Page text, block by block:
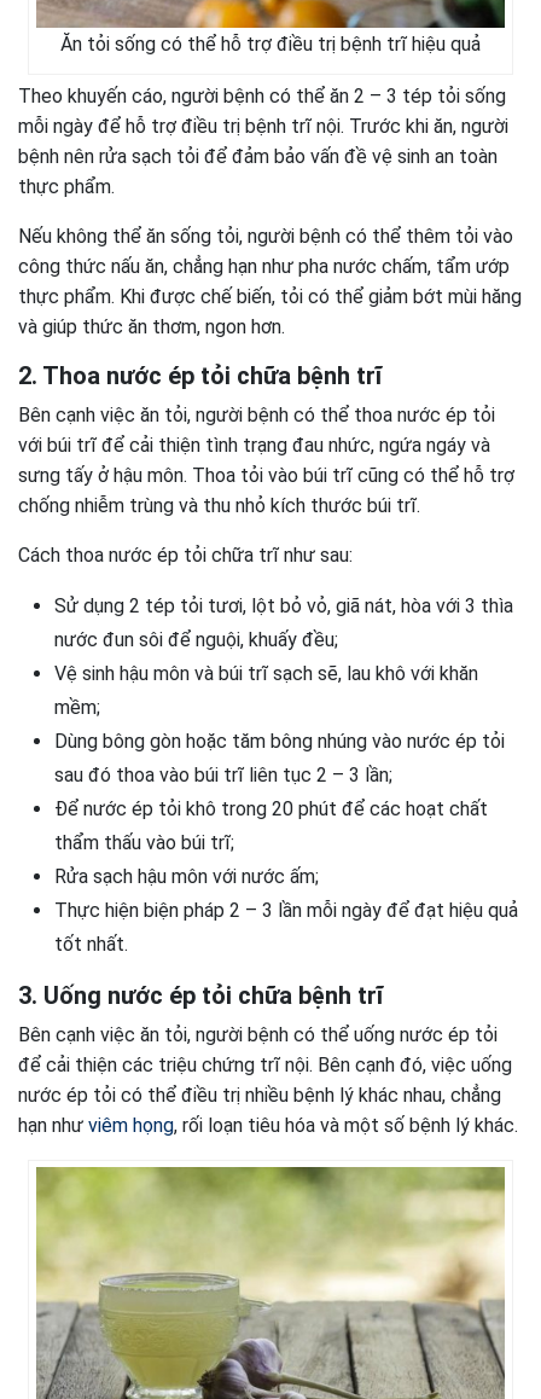
Ăn tỏi sống có thể hỗ trợ điều trị bệnh trĩ hiệu quả
Theo khuyến cáo, người bệnh có thể ăn 2 – 3 tép tỏi sống
mỗi ngày để hỗ trợ điều trị bệnh trĩ nội. Trước khi ăn, người
bệnh nên rửa sạch tỏi để đảm bảo vấn đề vệ sinh an toàn
thực phẩm.
Nếu không thể ăn sống tỏi, người bệnh có thể thêm tỏi vào
công thức nấu ăn, chẳng hạn như pha nước chấm, tẩm ướp
thực phẩm. Khi được chế biến, tỏi có thể giảm bớt mùi hăng
và giúp thức ăn thơm, ngon hơn.
2. Thoa nước ép tỏi chữa bệnh trĩ
Bên cạnh việc ăn tỏi, người bệnh có thể thoa nước ép tỏi
với búi trĩ để cải thiện tình trạng đau nhức, ngứa ngáy và
sưng tấy ở hậu môn. Thoa tỏi vào búi trĩ cũng có thể hỗ trợ
chống nhiễm trùng và thu nhỏ kích thước búi trĩ.
Cách thoa nước ép tỏi chữa trĩ như sau:
Sử dụng 2 tép tỏi tươi, lột bỏ vỏ, giã nát, hòa với 3 thìa
nước đun sôi để nguội, khuấy đều;
Vệ sinh hậu môn và búi trĩ sạch sẽ, lau khô với khăn
mềm;
Dùng bông gòn hoặc tăm bông nhúng vào nước ép tỏi
sau đó thoa vào búi trĩ liên tục 2 – 3 lần;
Để nước ép tỏi khô trong 20 phút để các hoạt chất
thẩm thấu vào búi trĩ;
Rửa sạch hậu môn với nước ấm;
Thực hiện biện pháp 2 – 3 lần mỗi ngày để đạt hiệu quả
tốt nhất.
3. Uống nước ép tỏi chữa bệnh trĩ
Bên cạnh việc ăn tỏi, người bệnh có thể uống nước ép tỏi
để cải thiện các triệu chứng trĩ nội. Bên cạnh đó, việc uống
nước ép tỏi có thể điều trị nhiều bệnh lý khác nhau, chẳng
hạn như viêm họng, rối loạn tiêu hóa và một số bệnh lý khác.